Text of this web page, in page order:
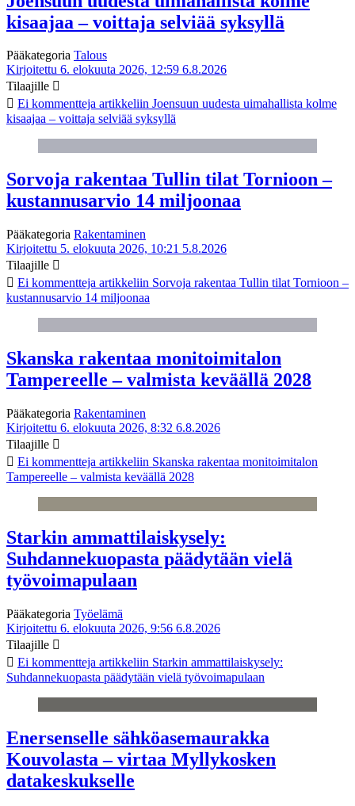
kisaajaa – voittaja selviää syksyllä
Pääkategoria Talous
Kirjoitettu 6. elokuuta 2026, 12:59 6.8.2026
Tilaajille
Ei kommentteja artikkeliin Joensuun uudesta uimahallista kolme
kisaajaa – voittaja selviää syksyllä
Sorvoja rakentaa Tullin tilat Tornioon –
kustannusarvio 14 miljoonaa
Pääkategoria Rakentaminen
Kirjoitettu 5. elokuuta 2026, 10:21 5.8.2026
Tilaajille
Ei kommentteja artikkeliin Sorvoja rakentaa Tullin tilat Tornioon –
kustannusarvio 14 miljoonaa
Skanska rakentaa monitoimitalon
Tampereelle – valmista keväällä 2028
Pääkategoria Rakentaminen
Kirjoitettu 6. elokuuta 2026, 8:32 6.8.2026
Tilaajille
Ei kommentteja artikkeliin Skanska rakentaa monitoimitalon
Tampereelle – valmista keväällä 2028
Starkin ammattilaiskysely:
Suhdannekuopasta päädytään vielä
työvoimapulaan
Pääkategoria Työelämä
Kirjoitettu 6. elokuuta 2026, 9:56 6.8.2026
Tilaajille
Ei kommentteja artikkeliin Starkin ammattilaiskysely:
Suhdannekuopasta päädytään vielä työvoimapulaan
Enersenselle sähköasemaurakka
Kouvolasta – virtaa Myllykosken
datakeskukselle